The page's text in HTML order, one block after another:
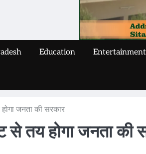
Education Entertainment
जनता की सरकार
से तय होगा जनता की